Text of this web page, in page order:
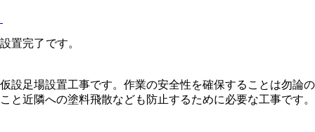
設置完了です。
仮設足場設置工事です。作業の安全性を確保することは勿論の
こと近隣への塗料飛散なども防止するために必要な工事です。